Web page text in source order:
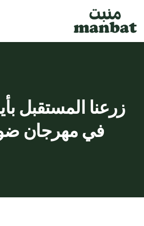
زرعنا المستقبل
في مهرجان